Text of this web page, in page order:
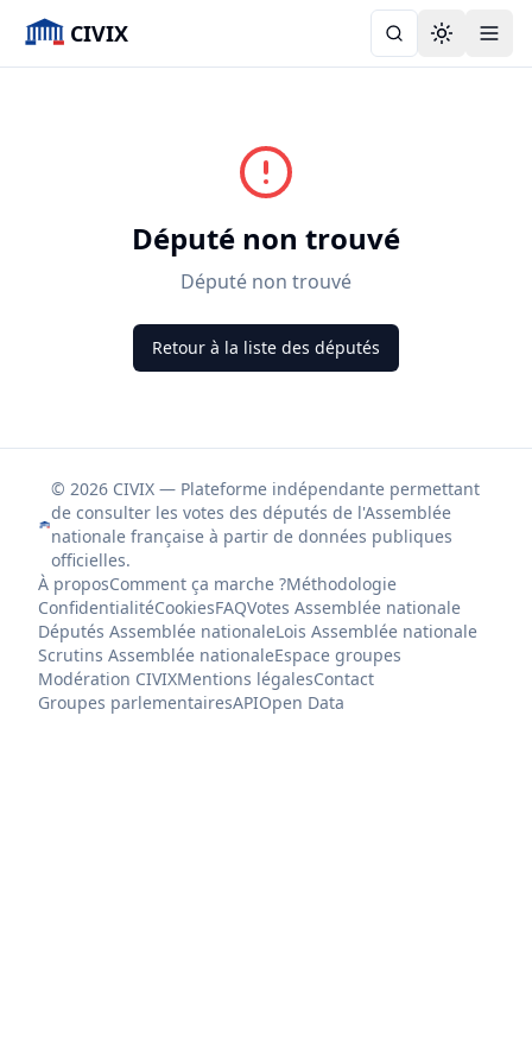
CIVIX Toggle
Député non trouvé
Député non trouvé
Retour à la liste des députés
© 2026 CIVIX — Plateforme indépendante permettant
de consulter les votes des députés de l'Assemblée
nationale française à partir de données publiques
officielles.
À proposComment ça marche ?Méthodologie
ConfidentialitéCookiesFAQVotes Assemblée nationale
Députés Assemblée nationaleLois Assemblée nationale
Scrutins Assemblée nationaleEspace groupes
Modération CIVIXMentions légalesContact
Groupes parlementairesAPIOpen Data